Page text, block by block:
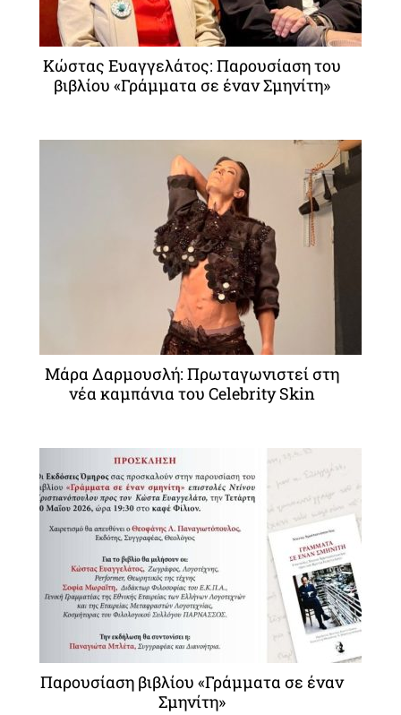
Κώστας Ευαγγελάτος: Παρουσίαση του
βιβλίου «Γράμματα σε έναν Σμηνίτη»
Μάρα Δαρμουσλή: Πρωταγωνιστεί στη
νέα καμπάνια του Celebrity Skin
Παρουσίαση βιβλίου «Γράμματα σε έναν
Σμηνίτη»